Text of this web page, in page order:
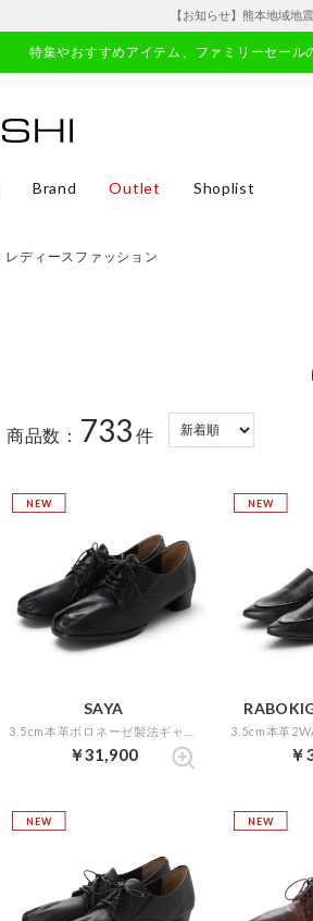
【お知らせ】熊本地域地
特集やおすすめアイテム、ファミリーセール
Brand Outlet Shoplist
レディースファッション
商品数： 733 件
NEW
SAYA
￥31,900
NEW
￥
NEW NEW